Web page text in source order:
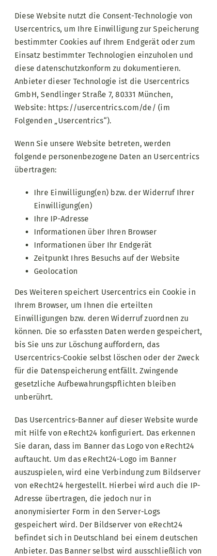
Diese Website nutzt die Consent-Technologie von
Usercentrics, um Ihre Einwilligung zur Speicherung
bestimmter Cookies auf Ihrem Endgerät oder zum
Einsatz bestimmter Technologien einzuholen und
diese datenschutzkonform zu dokumentieren.
Anbieter dieser Technologie ist die Usercentrics
GmbH, Sendlinger Straße 7, 80331 München,
Website: https://usercentrics.com/de/ (im
Folgenden „Usercentrics“).
Wenn Sie unsere Website betreten, werden
folgende personenbezogene Daten an Usercentrics
übertragen:
Ihre Einwilligung(en) bzw. der Widerruf Ihrer
Einwilligung(en)
Ihre IP-Adresse
Informationen über Ihren Browser
Informationen über Ihr Endgerät
Zeitpunkt Ihres Besuchs auf der Website
Geolocation
Des Weiteren speichert Usercentrics ein Cookie in
Ihrem Browser, um Ihnen die erteilten
Einwilligungen bzw. deren Widerruf zuordnen zu
können. Die so erfassten Daten werden gespeichert,
bis Sie uns zur Löschung auffordern, das
Usercentrics-Cookie selbst löschen oder der Zweck
für die Datenspeicherung entfällt. Zwingende
gesetzliche Aufbewahrungspflichten bleiben
unberührt.
Das Usercentrics-Banner auf dieser Website wurde
mit Hilfe von eRecht24 konfiguriert. Das erkennen
Sie daran, dass im Banner das Logo von eRecht24
auftaucht. Um das eRecht24-Logo im Banner
auszuspielen, wird eine Verbindung zum Bildserver
von eRecht24 hergestellt. Hierbei wird auch die IP-
Adresse übertragen, die jedoch nur in
anonymisierter Form in den Server-Logs
gespeichert wird. Der Bildserver von eRecht24
befindet sich in Deutschland bei einem deutschen
Anbieter. Das Banner selbst wird ausschließlich von